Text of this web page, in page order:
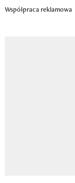
Współpraca reklamowa